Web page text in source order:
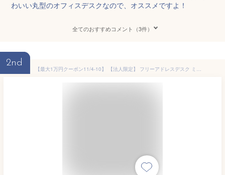
わいい丸型のオフィスデスクなので、オススメですよ！
全てのおすすめコメント（3件）
2nd
【最大1万円クーポン11/4-10】 【法人限定】 フリーアドレスデスク ミーティングテーブル 配線ボックス付き 幅2400mm ワークテーブル オフィスデスク 会議室 作業台 おしゃれ 大型 GFA-2412 ルキット オフィス家具 インテリア